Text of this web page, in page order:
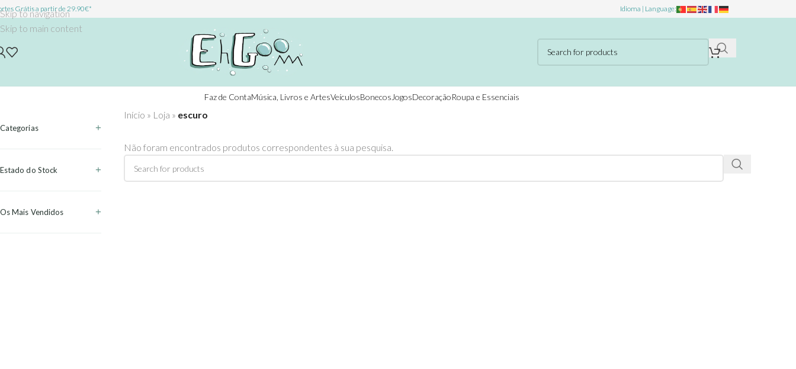
Skip to navigation
Skip to main content
Grátis a partir de 29.90€* Idioma | Language:
Faz de ContaMúsica, Livros e ArtesVeículosBonecos JogosDecoraçãoRoupa e Essenciais
Categorias
Estado do Stock
Os Mais Vendidos
Início » Loja » escuro
Não foram encontrados produtos correspondentes à sua pesquisa.